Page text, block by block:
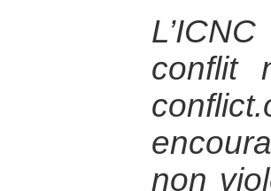
conflit
non